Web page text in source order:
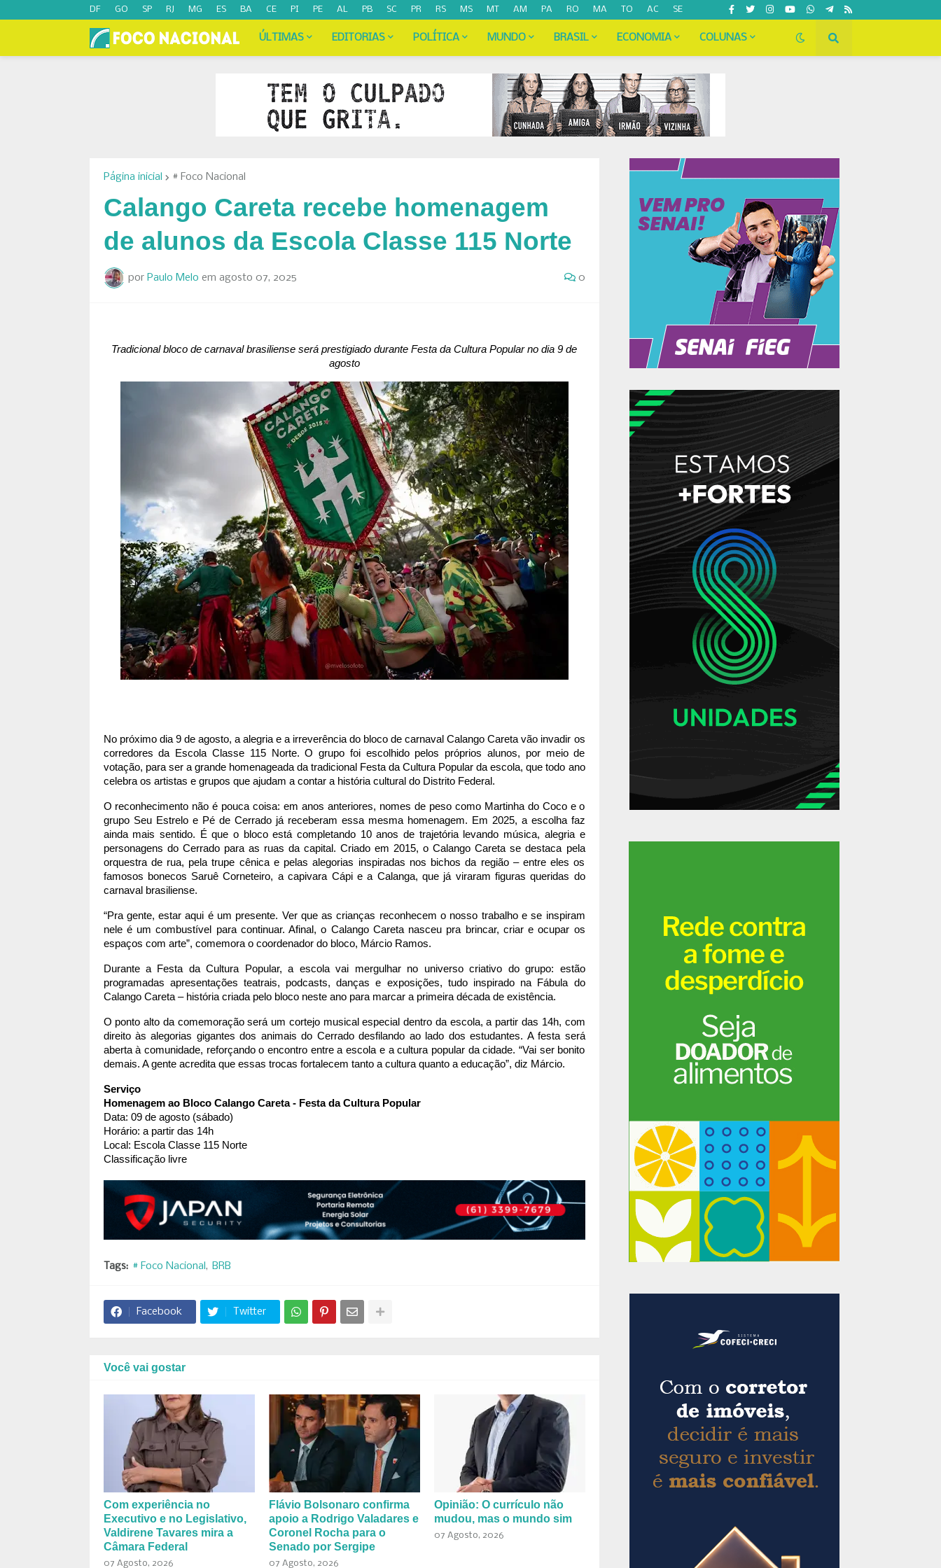
DF GO SP RJ MG ES BA CE PI PE AL PB SC PR RS MS MT AM PA RO MA TO AC SE
ÚLTIMAS EDITORIAS POLÍTICA MUNDO BRASIL ECONOMIA COLUNAS
Página inicial # Foco Nacional
Calango Careta recebe homenagem
de alunos da Escola Classe 115 Norte
por Paulo Melo em agosto 07, 2025 0
Tradicional bloco de carnaval brasiliense será prestigiado durante Festa da Cultura Popular no dia 9 de
agosto
No próximo dia 9 de agosto, a alegria e a irreverência do bloco de carnaval Calango Careta vão invadir os
corredores da Escola Classe 115 Norte. O grupo foi escolhido pelos próprios alunos, por meio de
votação, para ser a grande homenageada da tradicional Festa da Cultura Popular da escola, que todo ano
celebra os artistas e grupos que ajudam a contar a história cultural do Distrito Federal.
O reconhecimento não é pouca coisa: em anos anteriores, nomes de peso como Martinha do Coco e o
grupo Seu Estrelo e Pé de Cerrado já receberam essa mesma homenagem. Em 2025, a escolha faz
ainda mais sentido. É que o bloco está completando 10 anos de trajetória levando música, alegria e
personagens do Cerrado para as ruas da capital. Criado em 2015, o Calango Careta se destaca pela
orquestra de rua, pela trupe cênica e pelas alegorias inspiradas nos bichos da região – entre eles os
famosos bonecos Saruê Corneteiro, a capivara Cápi e a Calanga, que já viraram figuras queridas do
carnaval brasiliense.
“Pra gente, estar aqui é um presente. Ver que as crianças reconhecem o nosso trabalho e se inspiram
nele é um combustível para continuar. Afinal, o Calango Careta nasceu pra brincar, criar e ocupar os
espaços com arte”, comemora o coordenador do bloco, Márcio Ramos.
Durante a Festa da Cultura Popular, a escola vai mergulhar no universo criativo do grupo: estão
programadas apresentações teatrais, podcasts, danças e exposições, tudo inspirado na Fábula do
Calango Careta – história criada pelo bloco neste ano para marcar a primeira década de existência.
O ponto alto da comemoração será um cortejo musical especial dentro da escola, a partir das 14h, com
direito às alegorias gigantes dos animais do Cerrado desfilando ao lado dos estudantes. A festa será
aberta à comunidade, reforçando o encontro entre a escola e a cultura popular da cidade. “Vai ser bonito
demais. A gente acredita que essas trocas fortalecem tanto a cultura quanto a educação”, diz Márcio.
Serviço
Homenagem ao Bloco Calango Careta - Festa da Cultura Popular
Data: 09 de agosto (sábado)
Horário: a partir das 14h
Local: Escola Classe 115 Norte
Classificação livre
Tags: # Foco Nacional BRB
Facebook Twitter
Você vai gostar
Com experiência no
Executivo e no Legislativo,
Valdirene Tavares mira a
Câmara Federal
07 Agosto, 2026
Flávio Bolsonaro confirma
apoio a Rodrigo Valadares e
Coronel Rocha para o
Senado por Sergipe
07 Agosto, 2026
Opinião: O currículo não
mudou, mas o mundo sim
07 Agosto, 2026